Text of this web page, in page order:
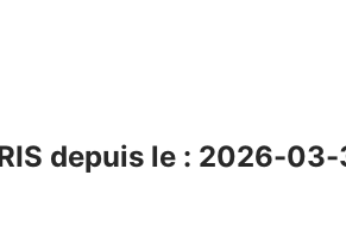
depuis le : 2026-03-